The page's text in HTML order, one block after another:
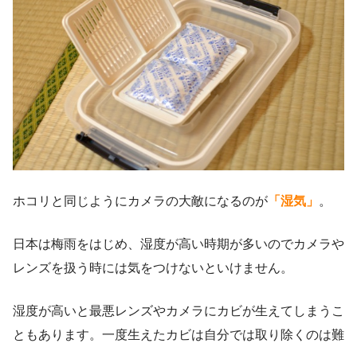
ホコリと同じようにカメラの大敵になるのが 「湿気」 。
日本は梅雨をはじめ、湿度が高い時期が多いのでカメラや
レンズを扱う時には気をつけないといけません。
湿度が高いと最悪レンズやカメラにカビが生えてしまうこ
ともあります。一度生えたカビは自分では取り除くのは難